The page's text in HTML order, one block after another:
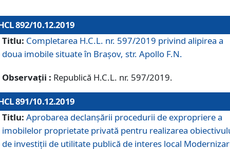
892/10.12.2019
Titlu: Completarea H.C.L. nr. 597/2019 privind alipirea a
doua imobile situate în Brașov, str. Apollo F.N.
Observații : Republică H.C.L. nr. 597/2019.
891/10.12.2019
Titlu: Aprobarea declanșării procedurii de expropriere a
imobilelor proprietate privată pentru realizarea
de investiții de utilitate publică de interes local